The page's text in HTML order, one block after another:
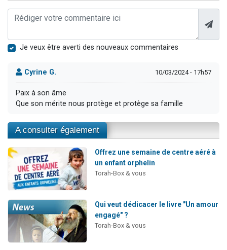
Je veux être averti des nouveaux commentaires
Cyrine G. 10/03/2024 - 17h57
Paix à son âme
Que son mérite nous protège et protège sa famille
A consulter également
Offrez une semaine de centre aéré à
un enfant orphelin
Torah-Box & vous
Qui veut dédicacer le livre "Un amour
engagé" ?
Torah-Box & vous